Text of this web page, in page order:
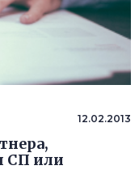
12.02.2013
СП или